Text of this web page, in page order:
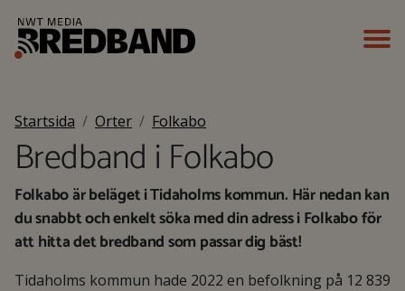
Startsida Orter Folkabo
Bredband i Folkabo
Folkabo är beläget i Tidaholms kommun. Här nedan kan
du snabbt och enkelt söka med din adress i Folkabo för
att hitta det bredband som passar dig bäst!
Tidaholms kommun hade 2022 en befolkning på 12 839